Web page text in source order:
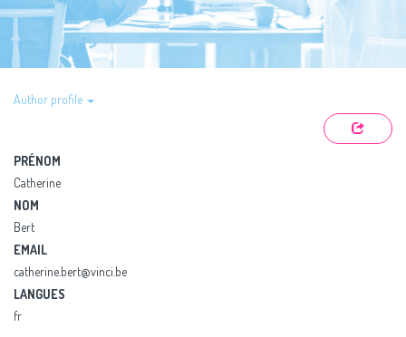
Author profile
PRÉNOM
Catherine
NOM
Bert
EMAIL
catherine.bert@vinci.be
LANGUES
fr